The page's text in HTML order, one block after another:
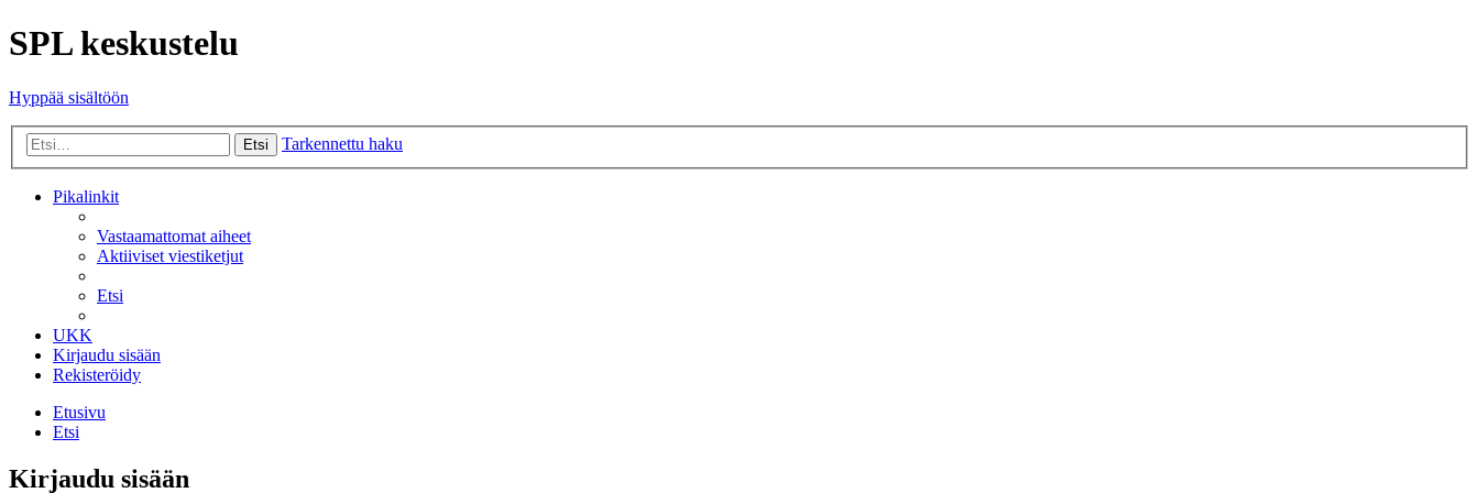
SPL keskustelu
Hyppää sisältöön
Etsi Tarkennettu haku
Pikalinkit
Vastaamattomat aiheet
Aktiiviset viestiketjut
Etsi
UKK
Kirjaudu sisään
Rekisteröidy
Etusivu
Etsi
Kirjaudu sisään